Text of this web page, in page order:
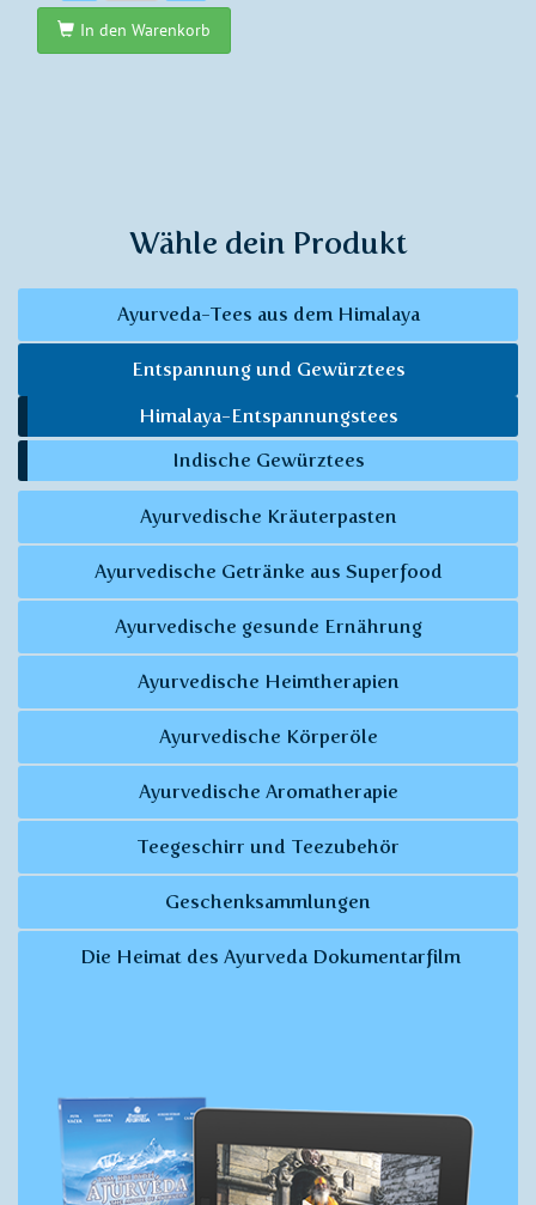
In den Warenkorb
Wähle dein Produkt
Ayurveda-Tees aus dem Himalaya
Entspannung und Gewürztees
Himalaya-Entspannungstees
Indische Gewürztees
Ayurvedische Kräuterpasten
Ayurvedische Getränke aus Superfood
Ayurvedische gesunde Ernährung
Ayurvedische Heimtherapien
Ayurvedische Körperöle
Ayurvedische Aromatherapie
Teegeschirr und Teezubehör
Geschenksammlungen
Die Heimat des Ayurveda Dokumentarfilm